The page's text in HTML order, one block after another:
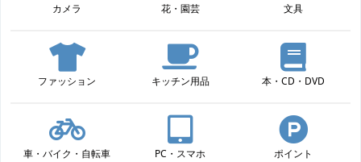
カメラ 花・園芸 文具
ファッション キッチン用品 本・CD・DVD
車・バイク・自転車 PC・スマホ ポイント